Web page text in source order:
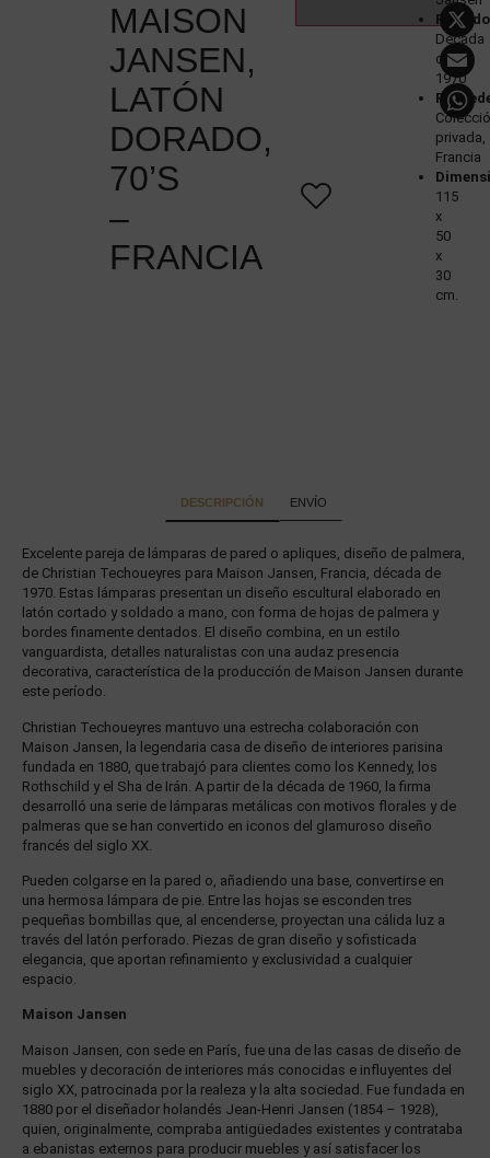
MAISON
JANSEN,
LATÓN
DORADO,
70’S
–
FRANCIA
Periodo
Década
de
1970
privada,
Francia
115
x
50
x
30
cm.
DESCRIPCIÓN ENVÍO
Excelente pareja de lámparas de pared o apliques, diseño de palmera,
de Christian Techoueyres para Maison Jansen, Francia, década de
1970. Estas lámparas presentan un diseño escultural elaborado en
latón cortado y soldado a mano, con forma de hojas de palmera y
bordes finamente dentados. El diseño combina, en un estilo
vanguardista, detalles naturalistas con una audaz presencia
decorativa, característica de la producción de Maison Jansen durante
este período.
Christian Techoueyres mantuvo una estrecha colaboración con
Maison Jansen, la legendaria casa de diseño de interiores parisina
fundada en 1880, que trabajó para clientes como los Kennedy, los
Rothschild y el Sha de Irán. A partir de la década de 1960, la firma
desarrolló una serie de lámparas metálicas con motivos florales y de
palmeras que se han convertido en iconos del glamuroso diseño
francés del siglo XX.
Pueden colgarse en la pared o, añadiendo una base, convertirse en
una hermosa lámpara de pie. Entre las hojas se esconden tres
pequeñas bombillas que, al encenderse, proyectan una cálida luz a
través del latón perforado. Piezas de gran diseño y sofisticada
elegancia, que aportan refinamiento y exclusividad a cualquier
espacio.
Maison Jansen
Maison Jansen, con sede en París, fue una de las casas de diseño de
muebles y decoración de interiores más conocidas e influyentes del
siglo XX, patrocinada por la realeza y la alta sociedad. Fue fundada en
1880 por el diseñador holandés Jean-Henri Jansen (1854 – 1928),
quien, originalmente, compraba antigüedades existentes y contrataba
a ebanistas externos para producir muebles y así satisfacer los